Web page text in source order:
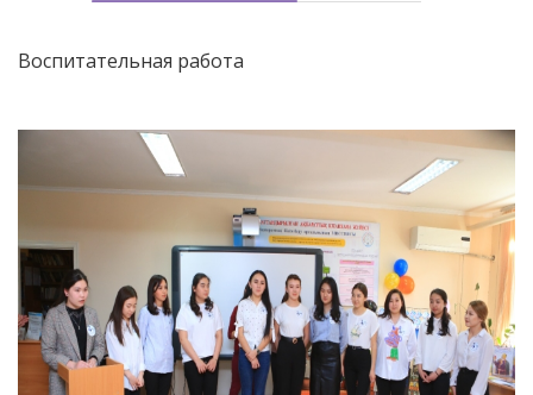
Воспитательная работа